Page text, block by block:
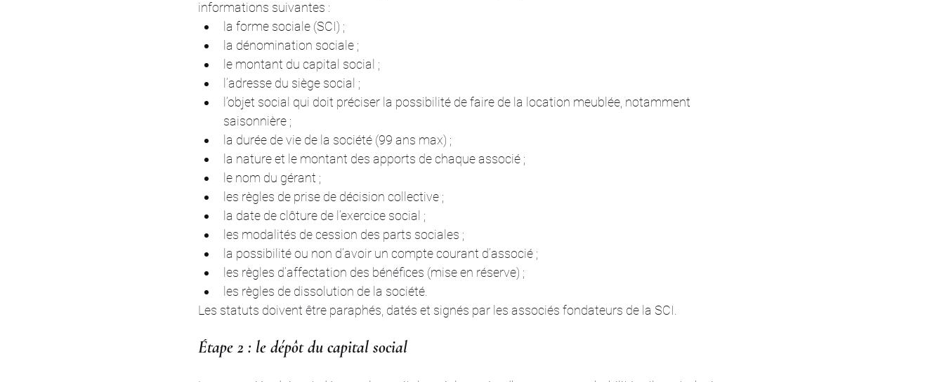
informations suivantes :
la forme sociale (SCI) ;
la dénomination sociale ;
le montant du capital social ;
l’adresse du siège social ;
l’objet social qui doit préciser la possibilité de faire de la location meublée, notamment
saisonnière ;
la durée de vie de la société (99 ans max) ;
la nature et le montant des apports de chaque associé ;
le nom du gérant ;
les règles de prise de décision collective ;
la date de clôture de l’exercice social ;
les modalités de cession des parts sociales ;
la possibilité ou non d’avoir un compte courant d’associé ;
les règles d’affectation des bénéfices (mise en réserve) ;
les règles de dissolution de la société.
Les statuts doivent être paraphés, datés et signés par les associés fondateurs de la SCI.
Étape 2 : le dépôt du capital social